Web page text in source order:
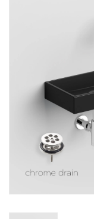
Accessoires de salle de
pièce de rechange